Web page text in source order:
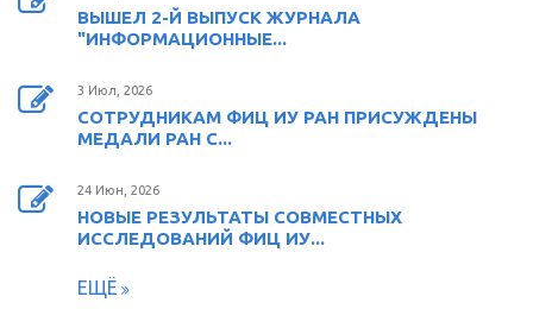
ВЫШЕЛ 2-Й ВЫПУСК ЖУРНАЛА
"ИНФОРМАЦИОННЫЕ...
3 Июл, 2026
СОТРУДНИКАМ ФИЦ ИУ РАН ПРИСУЖДЕНЫ
МЕДАЛИ РАН С...
24 Июн, 2026
НОВЫЕ РЕЗУЛЬТАТЫ СОВМЕСТНЫХ
ИССЛЕДОВАНИЙ ФИЦ ИУ...
ЕЩЁ